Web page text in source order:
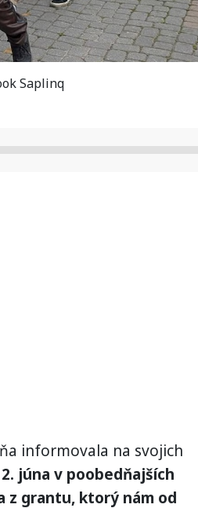
Saplinq
informovala na svojich
júna v poobedňajších
z grantu, ktorý nám od